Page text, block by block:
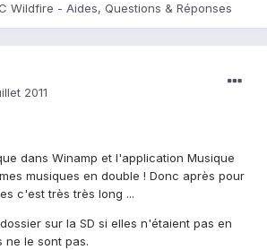
Wildfire - Aides, Questions & Réponses
2011
dans Winamp et l'application Musique
musiques en double ! Donc après pour
c'est très très long ...
sur la SD si elles n'étaient pas en
ne le sont pas.